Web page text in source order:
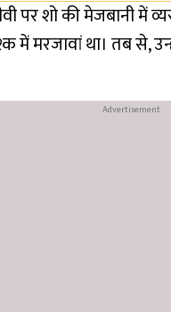
पर शो की मेजबानी में
में मरजावां था। तब से,